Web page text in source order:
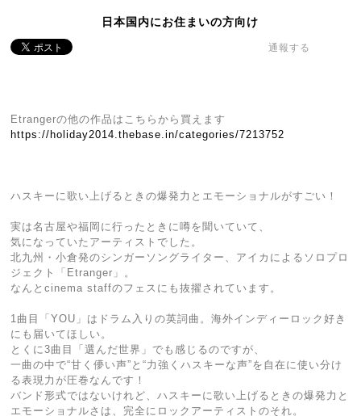
日本国内にお住まいの方向け
通報する
Etrangerの他の作品はこちらから買えます
https://holiday2014.thebase.in/categories/7213752
ハスキーに歌い上げるときの爆発力とエモーショナルがすごい！
実は名古屋や福岡に行ったときに噂を聞いていて、
気になっていたアーティストでした。
北九州・小倉発のシンガーソングライター、アイカによるソロプロ
ジェクト「Etranger」。
なんとcinema staffのフェスにも抜擢されています。
1曲目「YOU」はドラム入りの英詞曲。海外インディーロック好き
にも届いてほしい。
とくに3曲目「選んだ世界」でも感じるのですが、
一曲の中で“甘く儚い声”と“力強くハスキーな声”を自在に使い分け
る表現力が圧巻なんです！
バンド形式ではないけれど、ハスキーに歌い上げるときの爆発力と
エモーショナルさは、完全にロックアーティストのそれ。